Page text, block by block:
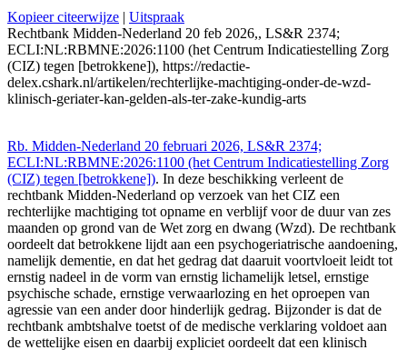
Kopieer citeerwijze | Uitspraak
Rechtbank Midden-Nederland 20 feb 2026,, LS&R 2374;
ECLI:NL:RBMNE:2026:1100 (het Centrum Indicatiestelling Zorg
(CIZ) tegen [betrokkene]), https://redactie-
delex.cshark.nl/artikelen/rechterlijke-machtiging-onder-de-wzd-
klinisch-geriater-kan-gelden-als-ter-zake-kundig-arts
Rb. Midden-Nederland 20 februari 2026, LS&R 2374;
ECLI:NL:RBMNE:2026:1100 (het Centrum Indicatiestelling Zorg
(CIZ) tegen [betrokkene]). In deze beschikking verleent de
rechtbank Midden-Nederland op verzoek van het CIZ een
rechterlijke machtiging tot opname en verblijf voor de duur van zes
maanden op grond van de Wet zorg en dwang (Wzd). De rechtbank
oordeelt dat betrokkene lijdt aan een psychogeriatrische aandoening,
namelijk dementie, en dat het gedrag dat daaruit voortvloeit leidt tot
ernstig nadeel in de vorm van ernstig lichamelijk letsel, ernstige
psychische schade, ernstige verwaarlozing en het oproepen van
agressie van een ander door hinderlijk gedrag. Bijzonder is dat de
rechtbank ambtshalve toetst of de medische verklaring voldoet aan
de wettelijke eisen en daarbij expliciet oordeelt dat een klinisch